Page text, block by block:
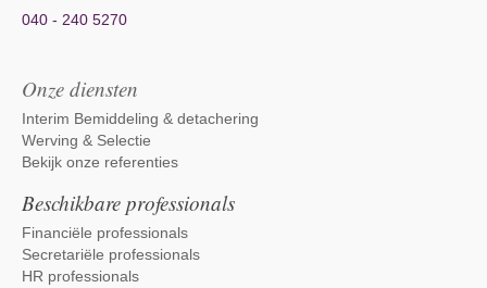
040 - 240 5270
Onze diensten
Interim Bemiddeling & detachering
Werving & Selectie
Bekijk onze referenties
Beschikbare professionals
Financiële professionals
Secretariële professionals
HR professionals